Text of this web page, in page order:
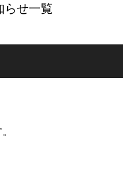
らせ一覧